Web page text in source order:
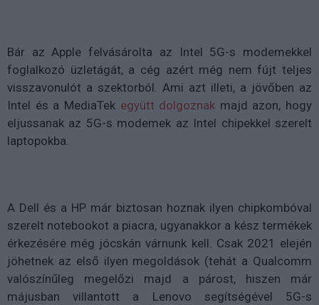
Bár az Apple felvásárolta az Intel 5G-s modemekkel
foglalkozó üzletágát, a cég azért még nem fújt teljes
visszavonulót a szektorból. Ami azt illeti, a jövőben az
Intel és a MediaTek együtt dolgoznak majd azon, hogy
eljussanak az 5G-s modemek az Intel chipekkel szerelt
laptopokba.
A Dell és a HP már biztosan hoznak ilyen chipkombóval
szerelt notebookot a piacra, ugyanakkor a kész termékek
érkezésére még jócskán várnunk kell. Csak 2021 elején
jöhetnek az első ilyen megoldások (tehát a Qualcomm
valószínűleg megelőzi majd a párost, hiszen már
májusban villantott a Lenovo segítségével 5G-s